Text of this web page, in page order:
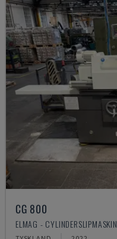
CG 800
ELMAG - CYLINDERSLIPMASKIN